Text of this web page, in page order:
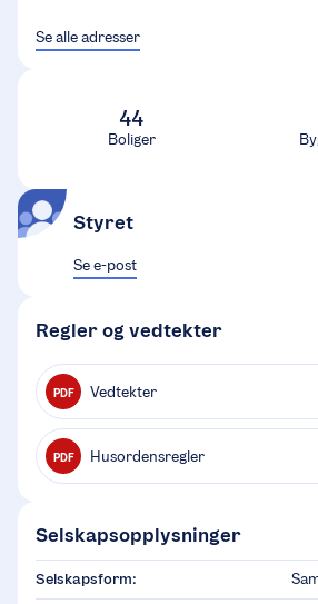
Se alle adresser
44
Boliger
Styret
Se e-post
Regler og vedtekter
PDF Vedtekter
PDF Husordensregler
Selskapsopplysninger
Selskapsform: